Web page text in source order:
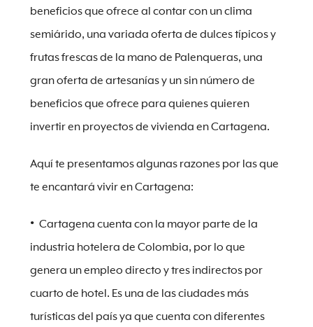
beneficios que ofrece al contar con un clima
semiárido, una variada oferta de dulces típicos y
frutas frescas de la mano de Palenqueras, una
gran oferta de artesanías y un sin número de
beneficios que ofrece para quienes quieren
invertir en proyectos de vivienda en Cartagena.
Aquí te presentamos algunas razones por las que
te encantará vivir en Cartagena:
Cartagena cuenta con la mayor parte de la
industria hotelera de Colombia, por lo que
genera un empleo directo y tres indirectos por
cuarto de hotel. Es una de las ciudades más
turísticas del país ya que cuenta con diferentes